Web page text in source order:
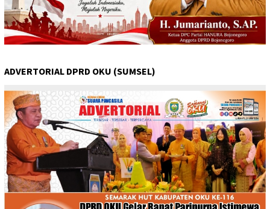
ADVERTORIAL DPRD OKU (SUMSEL)